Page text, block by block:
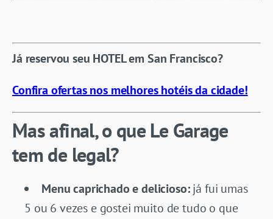
Já reservou seu HOTEL em San Francisco?
Confira ofertas nos melhores hotéis da cidade!
Mas afinal, o que Le Garage
tem de legal?
Menu caprichado e delicioso:já fui umas
5 ou 6 vezes e gostei muito de tudo o que